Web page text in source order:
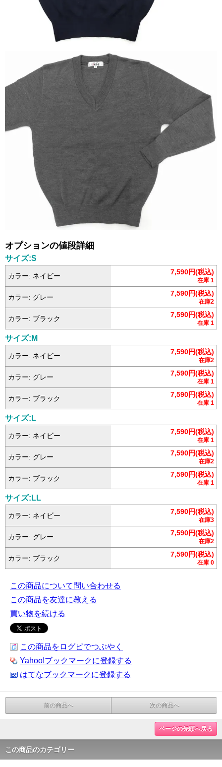
オプションの値段詳細
サイズ:S
カラー: ネイビー 7,590円(税込)
在庫 1
カラー: グレー 7,590円(税込)
在庫2
カラー: ブラック 7,590円(税込)
在庫 1
サイズ:M
カラー: ネイビー 7,590円(税込)
在庫2
カラー: グレー 7,590円(税込)
在庫 1
カラー: ブラック 7,590円(税込)
在庫 1
サイズ:L
カラー: ネイビー 7,590円(税込)
在庫 1
カラー: グレー 7,590円(税込)
在庫2
カラー: ブラック 7,590円(税込)
在庫 1
サイズ:LL
カラー: ネイビー 7,590円(税込)
在庫3
カラー: グレー 7,590円(税込)
在庫2
カラー: ブラック 7,590円(税込)
在庫 0
この商品について問い合わせる
この商品を友達に教える
買い物を続ける
この商品をログピでつぶやく
Yahoo!ブックマークに登録する
はてなブックマークに登録する
前の商品へ 次の商品へ
ページの先頭へ戻る
この商品のカテゴリー